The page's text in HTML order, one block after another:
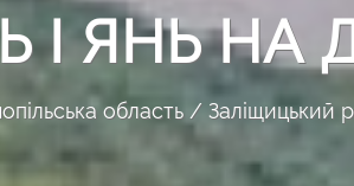
І ЯНЬ НА
область Заліщицький